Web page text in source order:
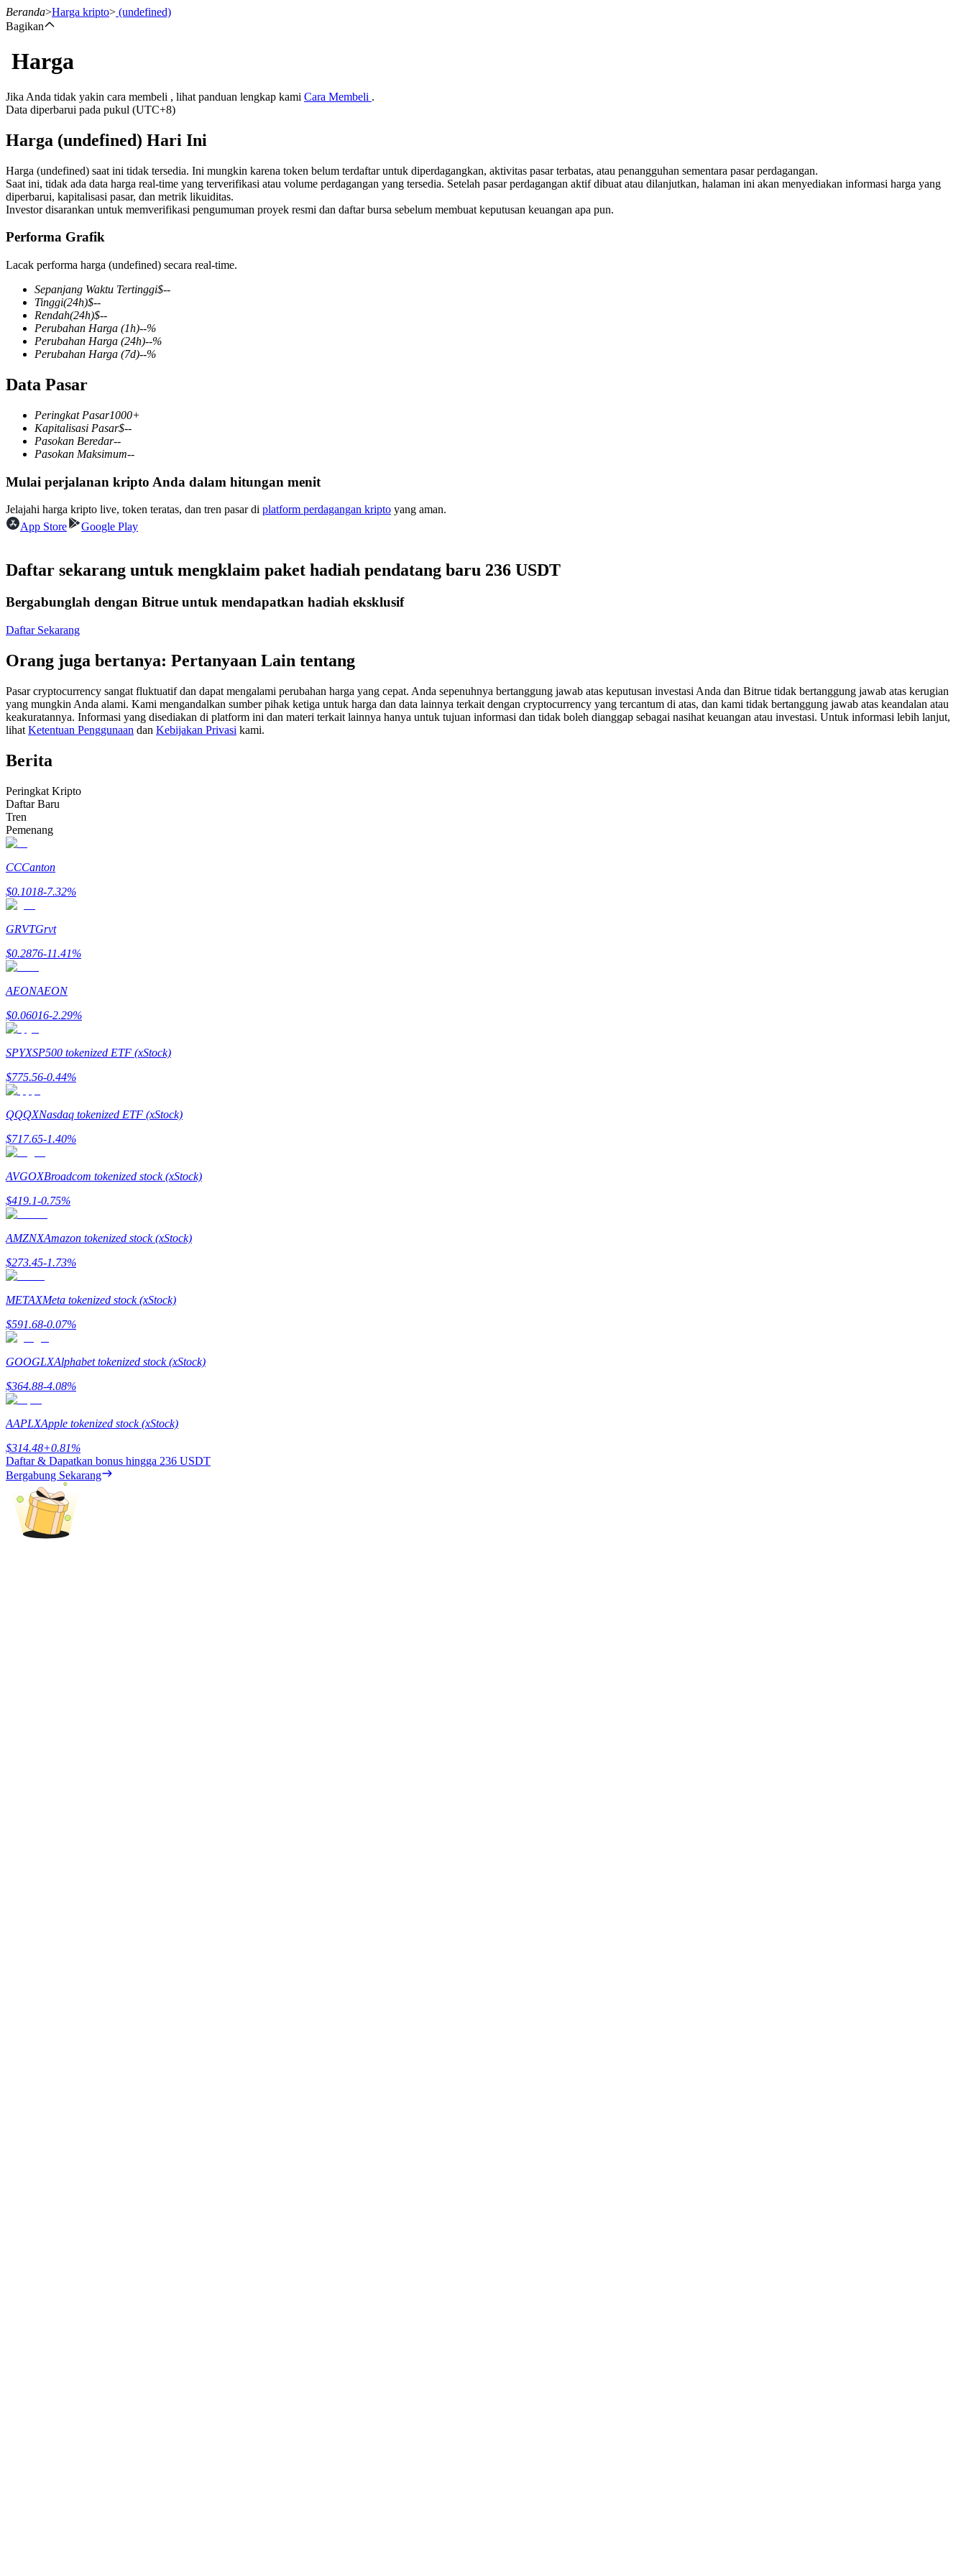
Berjangka
USDT Berjangka
Kontrak berjangka menggunakan USDT sebagai jaminannya
COIN-M Berjangka
Mata Uang Kripto Berjangka
Derivatif saham, forex, logam mulia, dan komoditas
USDC Berjangka
Kontrak berjangka menggunakan USDC sebagai jaminannya
Copy Trading
Bergabunglah dengan pedagang top
Informasi
Analisis data besar termasuk info perdagangan, dll.
Memandu
Panduan Pemula Berjangka
Strategi perdagangan
Pelajari cara untuk tetap menghasilkan keuntungan
Beranda>Harga kripto> (undefined)
Bagikan
Harga
Jika Anda tidak yakin cara membeli , lihat panduan lengkap kami Cara Membeli .
Data diperbarui pada pukul (UTC+8)
Harga (undefined) Hari Ini
Harga (undefined) saat ini tidak tersedia. Ini mungkin karena token belum terdaftar untuk diperdagangkan, aktivitas pasar terbatas, atau penangguhan sementara pasar perdagangan.
Saat ini, tidak ada data harga real-time yang terverifikasi atau volume perdagangan yang tersedia. Setelah pasar perdagangan aktif dibuat atau dilanjutkan, halaman ini akan menyediakan informasi harga yang
diperbarui, kapitalisasi pasar, dan metrik likuiditas.
Investor disarankan untuk memverifikasi pengumuman proyek resmi dan daftar bursa sebelum membuat keputusan keuangan apa pun.
Performa Grafik
Lacak performa harga (undefined) secara real-time.
Sepanjang Waktu Tertinggi$--
Tinggi(24h)$--
Rendah(24h)$--
Perubahan Harga (1h)--%
Perubahan Harga (24h)--%
Perubahan Harga (7d)--%
Data Pasar
Peringkat Pasar1000+
Kapitalisasi Pasar$--
Pasokan Beredar--
Pasokan Maksimum--
Mulai perjalanan kripto Anda dalam hitungan menit
Jelajahi harga kripto live, token teratas, dan tren pasar di platform perdagangan kripto yang aman.
App Store
Google Play
Daftar sekarang untuk mengklaim paket hadiah pendatang baru 236 USDT
Bergabunglah dengan Bitrue untuk mendapatkan hadiah eksklusif
Daftar Sekarang
Orang juga bertanya: Pertanyaan Lain tentang
Pasar cryptocurrency sangat fluktuatif dan dapat mengalami perubahan harga yang cepat. Anda sepenuhnya bertanggung jawab atas keputusan investasi Anda dan Bitrue tidak bertanggung jawab atas kerugian
yang mungkin Anda alami. Kami mengandalkan sumber pihak ketiga untuk harga dan data lainnya terkait dengan cryptocurrency yang tercantum di atas, dan kami tidak bertanggung jawab atas keandalan atau
keakuratannya. Informasi yang disediakan di platform ini dan materi terkait lainnya hanya untuk tujuan informasi dan tidak boleh dianggap sebagai nasihat keuangan atau investasi. Untuk informasi lebih lanjut,
lihat Ketentuan Penggunaan dan Kebijakan Privasi kami.
Berita
Peringkat Kripto
Daftar Baru
Tren
Pemenang
CCCanton
$0.1018-7.32%
GRVTGrvt
$0.2876-11.41%
AEONAEON
$0.06016-2.29%
SPYXSP500 tokenized ETF (xStock)
$775.56-0.44%
QQQXNasdaq tokenized ETF (xStock)
$717.65-1.40%
AVGOXBroadcom tokenized stock (xStock)
$419.1-0.75%
AMZNXAmazon tokenized stock (xStock)
$273.45-1.73%
METAXMeta tokenized stock (xStock)
$591.68-0.07%
GOOGLXAlphabet tokenized stock (xStock)
$364.88-4.08%
AAPLXApple tokenized stock (xStock)
$314.48+0.81%
Daftar & Dapatkan bonus hingga 236 USDT
Bergabung Sekarang